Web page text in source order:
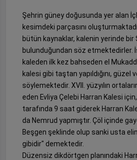
Şehrin güney doğusunda yer alan
kesimdeki parçasını
bütün kaynaklar, kalenin yerinde bir
bulunduğundan söz etmektedirler.
kaleden ilk kez bahseden el
kalesi gibi taştan yapıldığını, güzel
söylemektedir. XVII. yüzyılın
eden Evliya Çelebi Harran Kalesi
tarafında 9 saat giderek Harran
da Nemrud yapmıştır. Çöl içinde
Beşgen şeklinde olup sanki usta
gibidir" demektedir.
Düzensiz dikdörtgen planındaki